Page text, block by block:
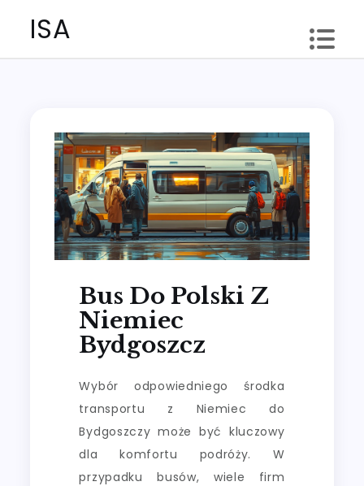
ISA
Bus Do Polski Z
Niemiec
Bydgoszcz
Wybór odpowiedniego środka
transportu z Niemiec do
Bydgoszczy może być kluczowy
dla komfortu podróży. W
przypadku busów, wiele firm